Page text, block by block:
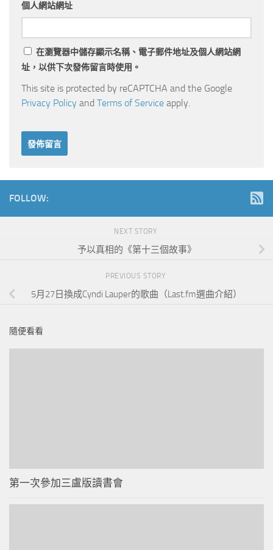
個人網站網址
在瀏覽器中儲存顯示名稱、電子郵件地址及個人網站網
址，以供下次發佈留言時使用。
This site is protected by reCAPTCHA and the Google
Privacy Policy and Terms of Service apply.
FOLLOW:
NEXT STORY
予以真相的《第十三個故事》
PREVIOUS STORY
5月27日換成Cyndi Lauper的歌曲（Last.fm選曲介紹）
隨便看看
第一次參加三盧版讀書會